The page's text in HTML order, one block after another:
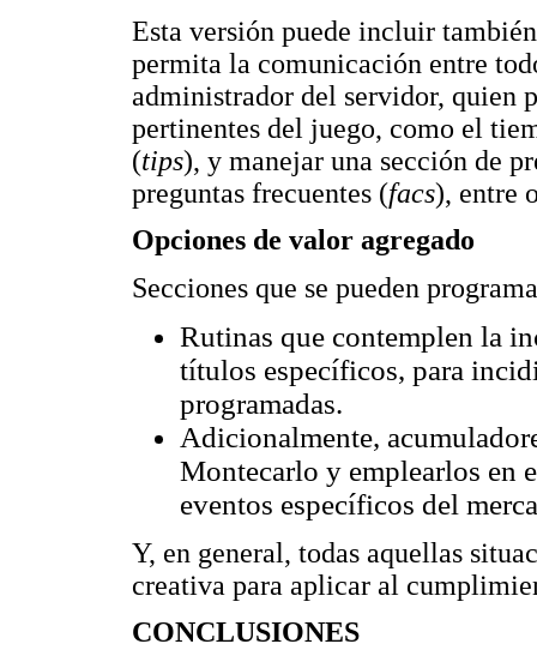
Esta versión puede incluir
permita la comunicación entre
administrador del servidor, quien
pertinentes del juego, como el
(tips), y manejar una sección de
preguntas frecuentes (facs), entre
Opciones de valor agregado
Secciones que se pueden
Rutinas que contemplen la
títulos específicos, para
programadas.
Adicionalmente,
Montecarlo y emplearlos en
eventos específicos del
Y, en general, todas aquellas
creativa para aplicar al
CONCLUSIONES